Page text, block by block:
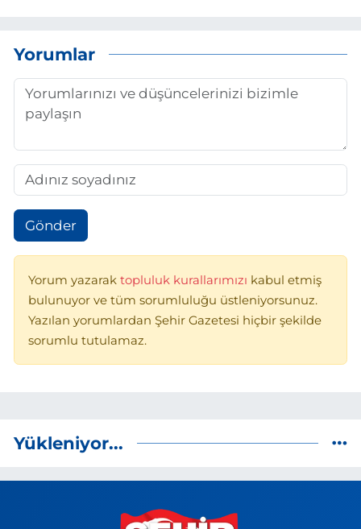
Yorumlar
Gönder
Yorum yazarak topluluk kurallarımızı kabul etmiş
bulunuyor ve tüm sorumluluğu üstleniyorsunuz.
Yazılan yorumlardan Şehir Gazetesi hiçbir şekilde
sorumlu tutulamaz.
Yükleniyor...